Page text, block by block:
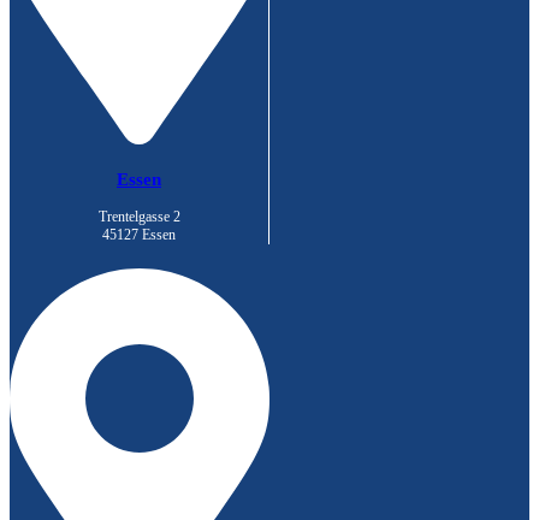
Essen
Trentelgasse 2
45127 Essen